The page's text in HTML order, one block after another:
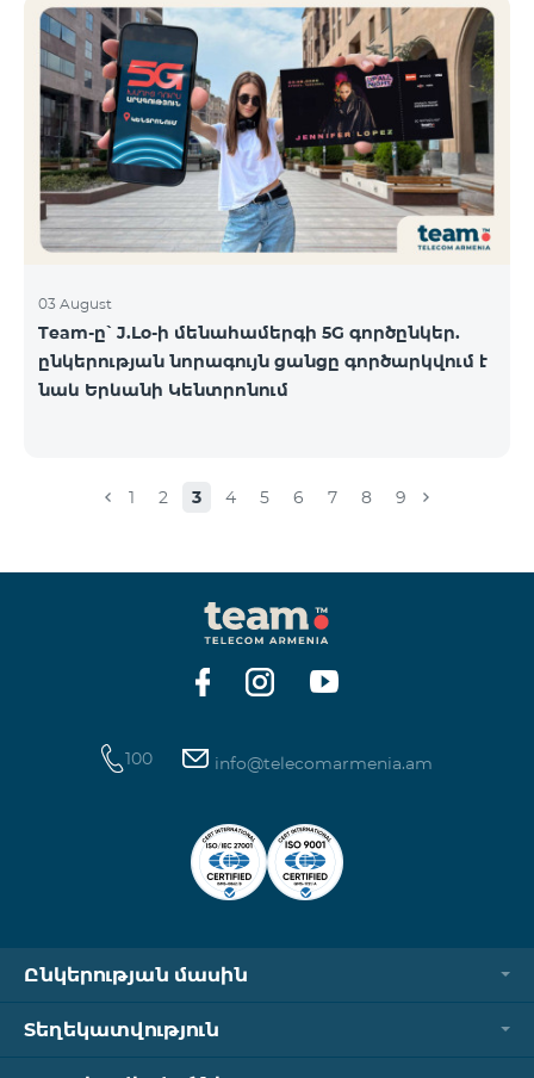
03 August
Team-ը՝ J.Lo-ի մենահամերգի 5G գործընկեր.
ընկերության նորագույն ցանցը գործարկվում է
նաև Երևանի Կենտրոնում
1 2 3 4 5 6 7 8 9
100 info@telecomarmenia.am
Ընկերության մասին
Տեղեկատվություն